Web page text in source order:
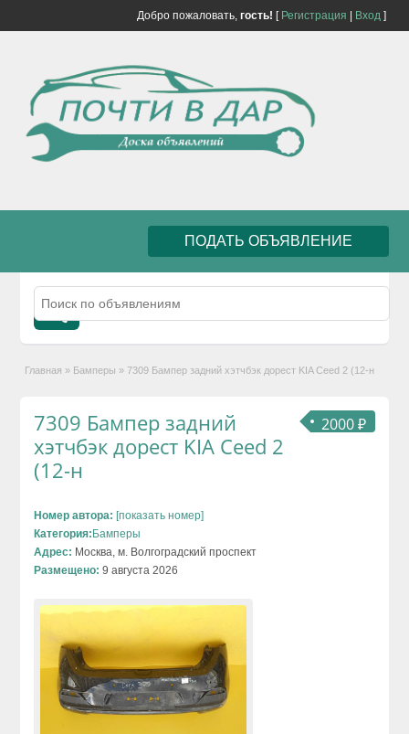
Добро пожаловать, гость! [ Регистрация Вход]
ПОДАТЬ ОБЪЯВЛЕНИЕ
Главная » Бамперы » 7309 Бампер задний хэтчбэк дорест KIA Ceed 2 (12-н
2000 ₽
7309 Бампер задний
хэтчбэк дорест KIA Ceed 2
(12-н
Номер автора: [показать номер]
Категория: Бамперы
Адрес: Москва, м. Волгоградский проспект
Размещено: 9 августа 2026